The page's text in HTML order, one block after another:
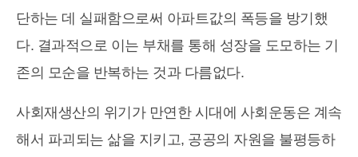
단하는 데 실패함으로써 아파트값의 폭등을 방기했
다. 결과적으로 이는 부채를 통해 성장을 도모하는 기
존의 모순을 반복하는 것과 다름없다.
사회재생산의 위기가 만연한 시대에 사회운동은 계속
해서 파괴되는 삶을 지키고, 공공의 자원을 불평등하